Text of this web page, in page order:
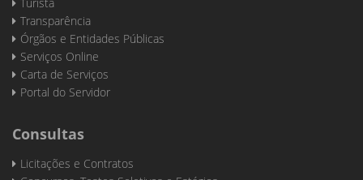
Transparência
Órgãos e Entidades Públicas
Serviços Online
Carta de Serviços
Portal do Servidor
Consultas
Licitações e Contratos